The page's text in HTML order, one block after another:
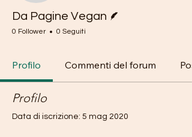
Da Pagine Vegan
0 Follower 0 Seguiti
Profilo Commenti del forum
Profilo
Data di iscrizione: 5 mag 2020